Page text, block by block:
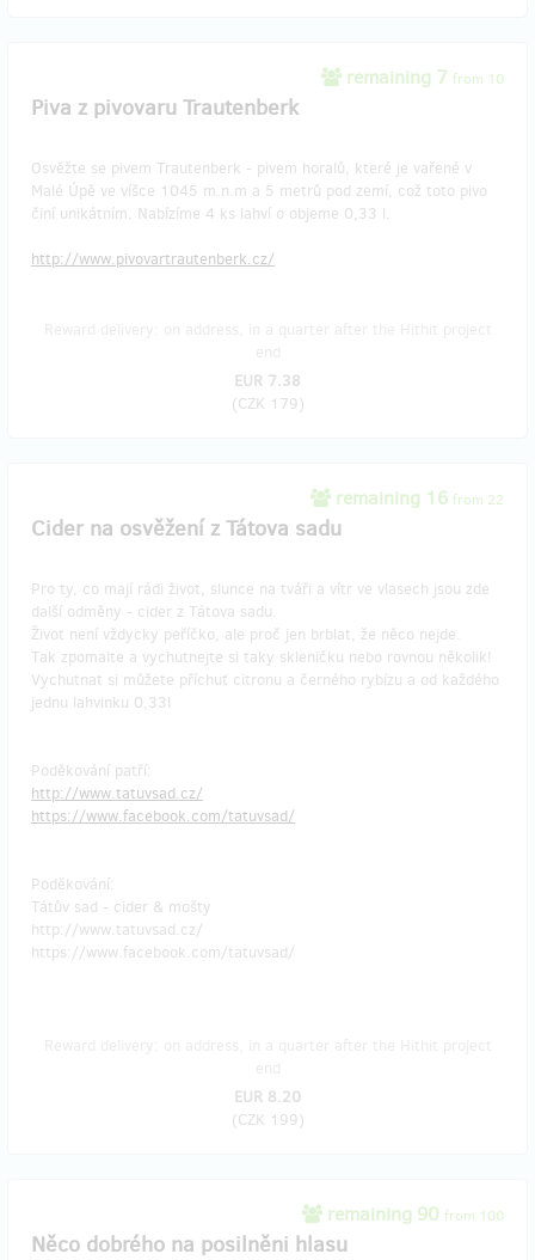
remaining 7 from 10
Piva z pivovaru Trautenberk
Osvěžte se pivem Trautenberk - pivem horalů, které je vařené v
Malé Úpě ve víšce 1045 m.n.m a 5 metrů pod zemí, což toto pivo
činí unikátním. Nabízíme 4 ks lahví o objeme 0,33 l.
http://www.pivovartrautenberk.cz/
EUR 7.38
(CZK 179)
remaining 16 from 22
Cider na osvěžení z Tátova sadu
Pro ty, co mají rádi život, slunce na tváři a vítr ve vlasech jsou zde
další odměny - cider z Tátova sadu.
Život není vždycky peříčko, ale proč jen brblat, že něco nejde.
Tak zpomalte a vychutnejte si taky skleničku nebo rovnou několik!
Vychutnat si můžete příchuť citronu a černého rybízu a od každého
jednu lahvinku 0,33l
Poděkování patří:
http://www.tatuvsad.cz/
https://www.facebook.com/tatuvsad/
Poděkování:
Tátův sad - cider & mošty
http://www.tatuvsad.cz/
https://www.facebook.com/tatuvsad/
EUR 8.20
(CZK 199)
remaining 90 from 100
Něco dobrého na posilněni hlasu